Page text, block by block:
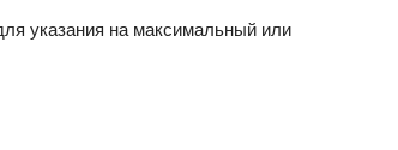
указания на максимальный или